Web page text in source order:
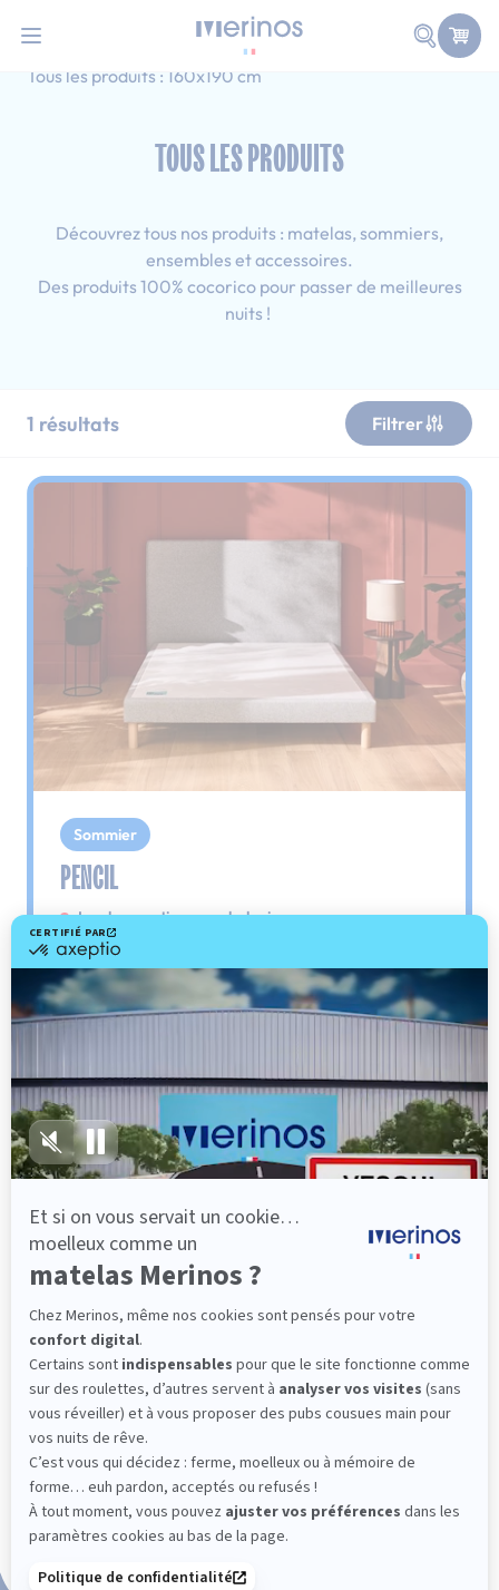
Faire
Accueil
Simple
Tous les produits : 160x190 cm
TOUS LES PRODUITS
Découvrez tous nos produits : matelas, sommiers,
ensembles et accessoires.
Des produits 100% cocorico pour passer de meilleures
nuits !
1 résultats Filtrer
Sommier
PENCIL
Le plus : soutien morphologique
Grâce à ses 3 zones de confort, le sommier
Pencil vous assure tout son soutien. Avec les
épaules, le dos et le bassin qui reposent sur ses
lattes, vous évitez les douleurs au petit matin.
501,00 €
Découvrir
Fabrication Française
101 nuits d'essai*
Paiement en 3x ou 4x sans frais